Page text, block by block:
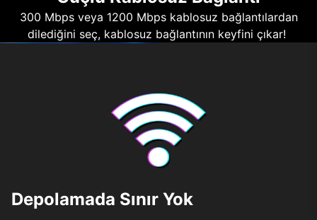
300 Mbps veya 1200 Mbps kablosuz bağlantılardan
dilediğini seç, kablosuz bağlantının keyfini çıkar!
Depolamada Sınır Yok